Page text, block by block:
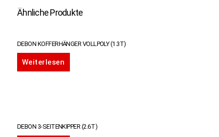
Ähnliche Produkte
DEBON KOFFERHÄNGER VOLLPOLY (1.3T)
Weiterlesen
DEBON 3-SEITENKIPPER (2.6T)